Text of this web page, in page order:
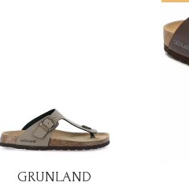
GRUNLAND